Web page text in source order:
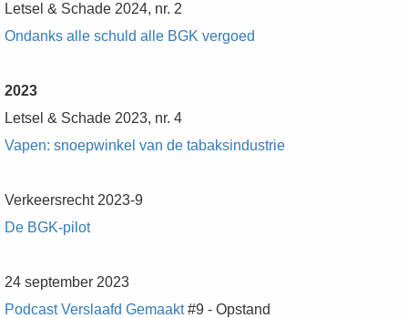
Letsel & Schade 2024, nr. 2
Ondanks alle schuld alle BGK vergoed
2023
Letsel & Schade 2023, nr. 4
Vapen: snoepwinkel van de tabaksindustrie
Verkeersrecht 2023-9
De BGK-pilot
24 september 2023
Podcast Verslaafd Gemaakt#9 - Opstand